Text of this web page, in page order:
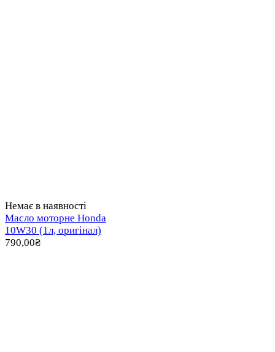
Немає в наявності
Масло моторне Honda
10W30 (1л, оригінал)
790,00₴